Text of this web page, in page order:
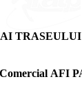
TRASEULUI
AFI